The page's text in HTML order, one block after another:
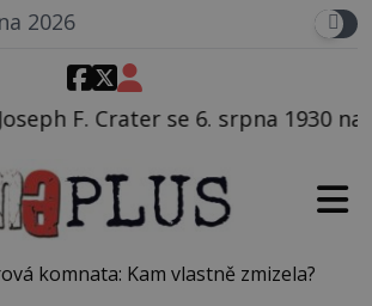
2026
1930 navečeří ve své
komnata: Kam vlastně zmizela?